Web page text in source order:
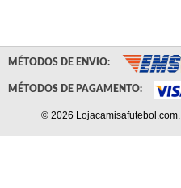
MÉTODOS DE ENVIO:
MÉTODOS DE PAGAMENTO:
© 2026 Lojacamisafutebol.com.